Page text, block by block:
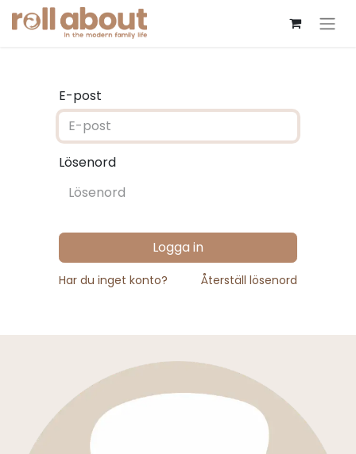
E-post
Lösenord
Logga in
Har du inget konto? Återställ lösenord